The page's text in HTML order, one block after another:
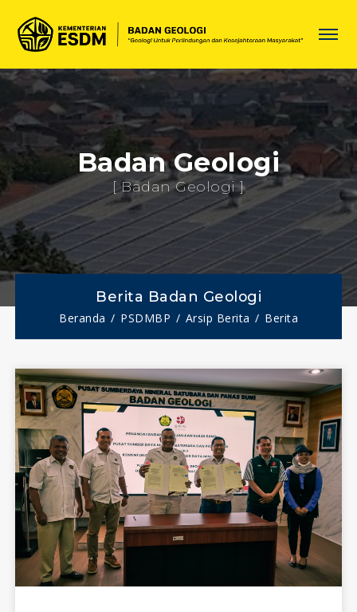
Badan Geologi
[ Badan Geologi ]
Berita Badan Geologi
Beranda PSDMBP Arsip Berita Berita